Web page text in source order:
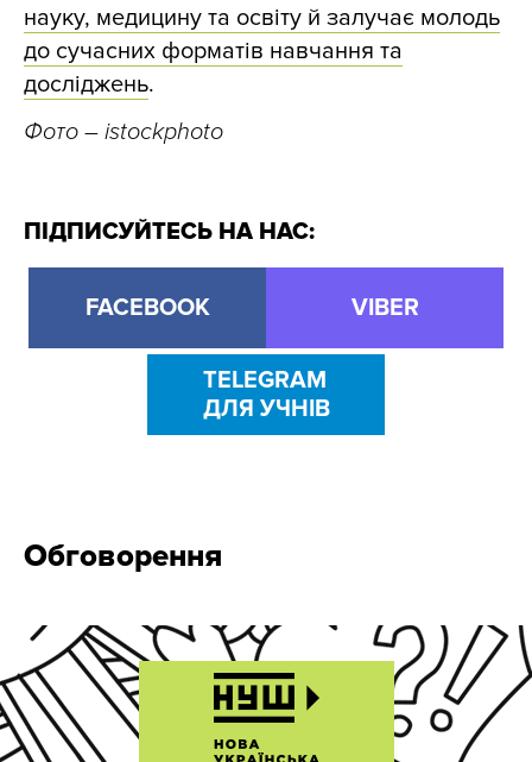
науку, медицину та освіту й залучає молодь
до сучасних форматів навчання та
досліджень.
Фото – istockphoto
ПІДПИСУЙТЕСЬ НА НАС:
FACEBOOK VIBER
TELEGRAM
ДЛЯ УЧНІВ
Обговорення